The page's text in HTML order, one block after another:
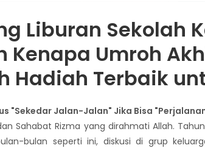
Liburan Sekolah
Kenapa Umroh
Hadiah Terbaik
"Sekedar Jalan-Jalan" Jika Bisa
Sahabat Rizma yang dirahmati Allah.
bulan seperti ini, diskusi di grup